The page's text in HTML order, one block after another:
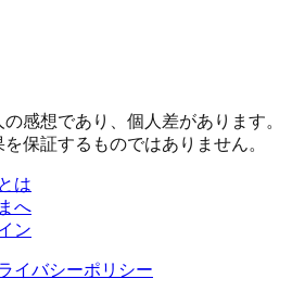
感想であり、個人差があります。
保証するものではありません。
は
へ
ン
イバシーポリシー